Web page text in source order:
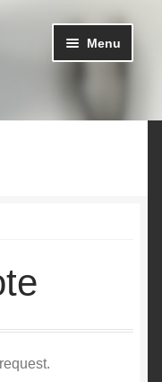
Menu
le